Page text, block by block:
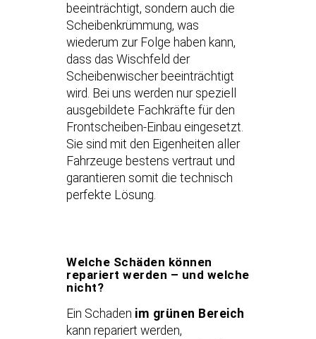
beeinträchtigt, sondern auch die
Scheibenkrümmung, was
wiederum zur Folge haben kann,
dass das Wischfeld der
Scheibenwischer beeinträchtigt
wird. Bei uns werden nur speziell
ausgebildete Fachkräfte für den
Frontscheiben-Einbau eingesetzt.
Sie sind mit den Eigenheiten aller
Fahrzeuge bestens vertraut und
garantieren somit die technisch
perfekte Lösung.
Welche Schäden können
repariert werden – und welche
nicht?
Ein Schaden im grünen Bereich
kann repariert werden,